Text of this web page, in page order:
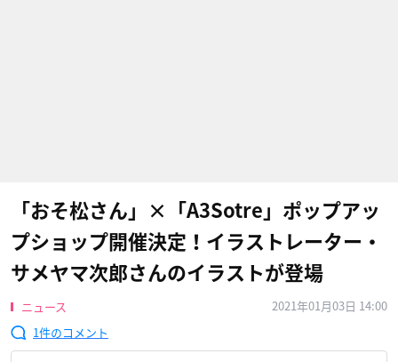
「おそ松さん」×「A3Sotre」ポップアッ
プショップ開催決定！イラストレーター・
サメヤマ次郎さんのイラストが登場
ニュース
2021年01月03日 14:00
1